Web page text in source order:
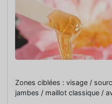
Zones ciblées : visage /
jambes / maillot classique /